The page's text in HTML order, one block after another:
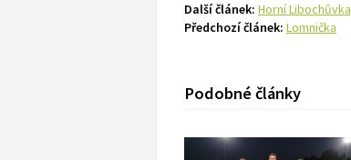
Další článek: Horní Libochůvka
Předchozí článek: Lomnička
Podobné články